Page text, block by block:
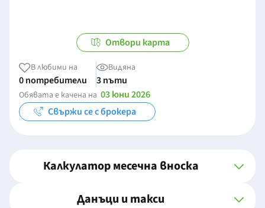
Отвори карта
В любими на
0 потребители
Видяна
3 пъти
Обявата е качена на 03 юни 2026
Свържи се с брокера
Калкулатор месечна вноска
Данъци и такси